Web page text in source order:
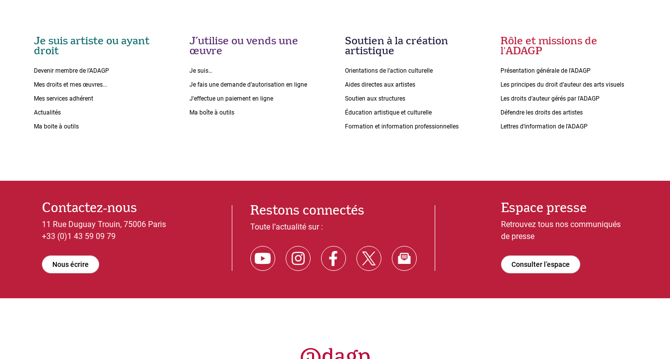
Je suis artiste ou ayant
droit
Devenir membre de l’ADAGP
Mes droits et mes œuvres...
Mes services adhérent
Actualités
Ma boite à outils
J’utilise ou vends une
œuvre
Je suis…
Je fais une demande dʼautorisation en ligne
J'effectue un paiement en ligne
Ma boîte à outils
Soutien à la création
artistique
Orientations de lʼaction culturelle
Aides directes aux artistes
Soutien aux structures
Éducation artistique et culturelle
Formation et information professionnelles
Rôle et missions de
lʼADAGP
Présentation générale de l’ADAGP
Les principes du droit dʼauteur des arts visuels
Les droits dʼauteur gérés par lʼADAGP
Défendre les droits des artistes
Lettres dʼinformation de lʼADAGP
Contactez-nous
11 Rue Duguay Trouin, 75006 Paris
+33 (0)1 43 59 09 79
Nous écrire
Restons connectés
Toute l’actualité sur :
Espace presse
Retrouvez tous nos communiqués
de presse
Consulter l’espace